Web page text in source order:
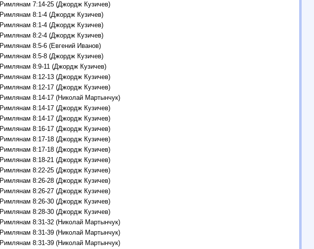
Римлянам 7:14-25 (Джордж Кузичев)
Римлянам 8:1-4 (Джордж Кузичев)
Римлянам 8:1-4 (Джордж Кузичев)
Римлянам 8:2-4 (Джордж Кузичев)
Римлянам 8:5-6 (Евгений Иванов)
Римлянам 8:5-8 (Джордж Кузичев)
Римлянам 8:9-11 (Джордж Кузичев)
Римлянам 8:12-13 (Джордж Кузичев)
Римлянам 8:12-17 (Джордж Кузичев)
Римлянам 8:14-17 (Николай Мартынчук)
Римлянам 8:14-17 (Джордж Кузичев)
Римлянам 8:14-17 (Джордж Кузичев)
Римлянам 8:16-17 (Джордж Кузичев)
Римлянам 8:17-18 (Джордж Кузичев)
Римлянам 8:17-18 (Джордж Кузичев)
Римлянам 8:18-21 (Джордж Кузичев)
Римлянам 8:22-25 (Джордж Кузичев)
Римлянам 8:26-28 (Джордж Кузичев)
Римлянам 8:26-27 (Джордж Кузичев)
Римлянам 8:26-30 (Джордж Кузичев)
Римлянам 8:28-30 (Джордж Кузичев)
Римлянам 8:31-32 (Николай Мартынчук)
Римлянам 8:31-39 (Николай Мартынчук)
Римлянам 8:31-39 (Николай Мартынчук)